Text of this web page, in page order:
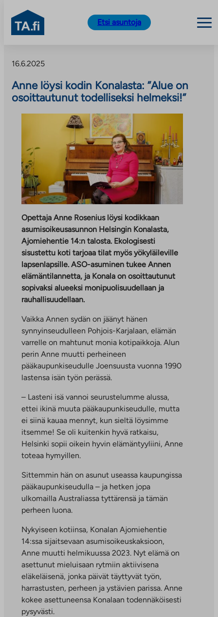
sisältöön
TA.fi
Etsi asuntoja
16.6.2025
Anne löysi kodin Konalasta: ”Alue on
osoittautunut todelliseksi helmeksi!”
Opettaja Anne Rosenius löysi kodikkaan
asumisoikeusasunnon Helsingin Konalasta,
Ajomiehentie 14:n talosta. Ekologisesti
sisustettu koti tarjoaa tilat myös yökyläileville
lapsenlapsille. ASO-asuminen tukee Annen
elämäntilannetta, ja Konala on osoittautunut
sopivaksi alueeksi monipuolisuudellaan ja
rauhallisuudellaan.
Vaikka Annen sydän on jäänyt hänen
synnyinseudulleen Pohjois-Karjalaan, elämän
varrelle on mahtunut monia kotipaikkoja. Alun
perin Anne muutti perheineen
pääkaupunkiseudulle Joensuusta vuonna 1990
lastensa isän työn perässä.
– Lasteni isä vannoi seurustelumme alussa,
ettei ikinä muuta pääkaupunkiseudulle, mutta
ei siinä kauaa mennyt, kun sieltä löysimme
itsemme! Se oli kuitenkin hyvä ratkaisu,
Helsinki sopii oikein hyvin elämäntyyliini, Anne
toteaa hymyillen.
Sittemmin hän on asunut useassa kaupungissa
pääkaupunkiseudulla – ja hetken jopa
ulkomailla Australiassa tyttärensä ja tämän
perheen luona.
Nykyiseen kotiinsa, Konalan Ajomiehentie
14:ssa sijaitsevaan asumisoikeuskaksioon,
Anne muutti helmikuussa 2023. Nyt elämä on
asettunut mieluisaan rytmiin aktiivisena
eläkeläisenä, jonka päivät täyttyvät työn,
harrastusten, perheen ja ystävien parissa. Anne
kokee asettuneensa Konalaan todennäköisesti
pysyvästi.